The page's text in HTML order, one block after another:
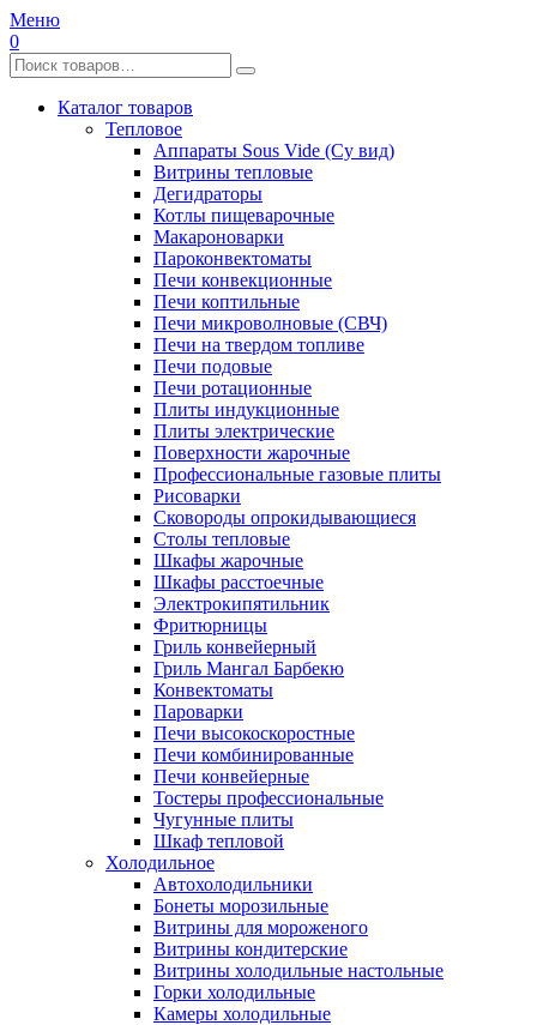
Меню
0
Каталог товаров
Тепловое
Аппараты Sous Vide (Су вид)
Витрины тепловые
Дегидраторы
Котлы пищеварочные
Макароноварки
Пароконвектоматы
Печи конвекционные
Печи коптильные
Печи микроволновые (СВЧ)
Печи на твердом топливе
Печи подовые
Печи ротационные
Плиты индукционные
Плиты электрические
Поверхности жарочные
Профессиональные газовые плиты
Рисоварки
Сковороды опрокидывающиеся
Столы тепловые
Шкафы жарочные
Шкафы расстоечные
Электрокипятильник
Фритюрницы
Гриль конвейерный
Гриль Мангал Барбекю
Конвектоматы
Пароварки
Печи высокоскоростные
Печи комбинированные
Печи конвейерные
Тостеры профессиональные
Чугунные плиты
Шкаф тепловой
Холодильное
Автохолодильники
Бонеты морозильные
Витрины для мороженого
Витрины кондитерские
Витрины холодильные настольные
Горки холодильные
Камеры холодильные